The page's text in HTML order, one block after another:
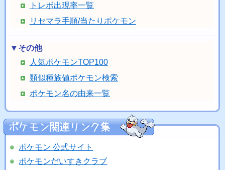
トレボ出現率一覧
リセマラ手順/当たりポケモン
▼その他
人気ポケモンTOP100
類似種族値ポケモン検索
ポケモン名の由来一覧
ポケモン 公式サイト
ポケモンだいすきクラブ